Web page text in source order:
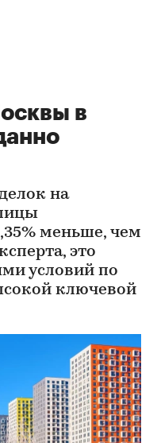
в
на
меньше, чем
это
условий по
ключевой